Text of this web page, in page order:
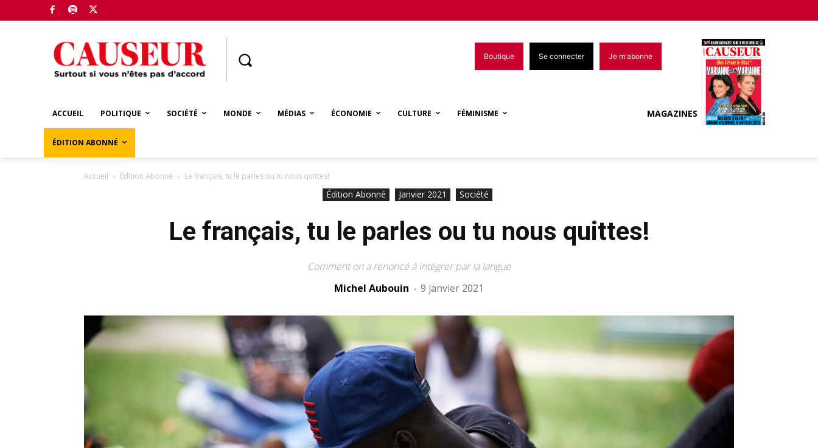
Boutique Se connecter Je m'abonne
ACCUEIL POLITIQUE SOCIÉTÉ MONDE MÉDIAS ÉCONOMIE CULTURE FÉMINISME
ÉDITION ABONNÉ
MAGAZINES
Accueil Édition Abonné Le français, tu le parles ou tu nous quittes!
Édition Abonné Janvier 2021 Société
Le français, tu le parles ou tu nous quittes!
Comment on a renoncé à intégrer par la langue
Michel Aubouin - 9 janvier 2021